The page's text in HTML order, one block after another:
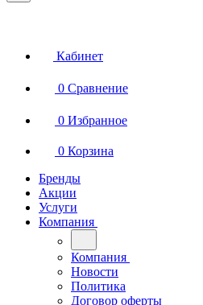
Кабинет
0 Сравнение
0 Избранное
0 Корзина
Бренды
Акции
Услуги
Компания
Компания
Новости
Политика
Договор оферты